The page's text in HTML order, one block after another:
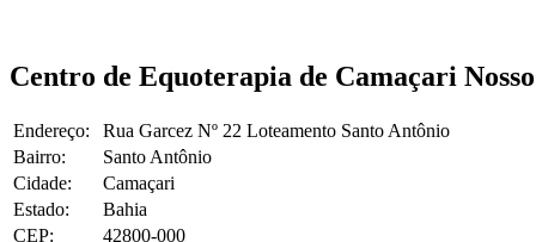
Centro de Equoterapia de Camaçari
Endereço:
Rua Garcez Nº 22 Loteamento Santo Antônio
Bairro:
Santo Antônio
Cidade:
Camaçari
Estado:
Bahia
CEP:
42800-000